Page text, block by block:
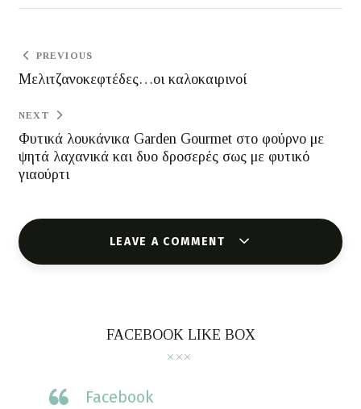
PREVIOUS
Μελιτζανοκεφτέδες…οι καλοκαιρινοί
NEXT
Φυτικά λουκάνικα Garden Gourmet στο φούρνο με
ψητά λαχανικά και δυο δροσερές σως με φυτικό
γιαούρτι
LEAVE A COMMENT
FACEBOOK LIKE BOX
Facebook